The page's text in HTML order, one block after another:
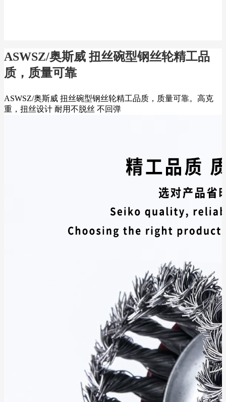
ASWSZ/奥斯威 扭丝碗型钢丝轮精工品
质，质量可靠
ASWSZ/奥斯威 扭丝碗型钢丝轮精工品质，质量可靠。高克
重，扭丝设计 耐用不脱丝 不回弹